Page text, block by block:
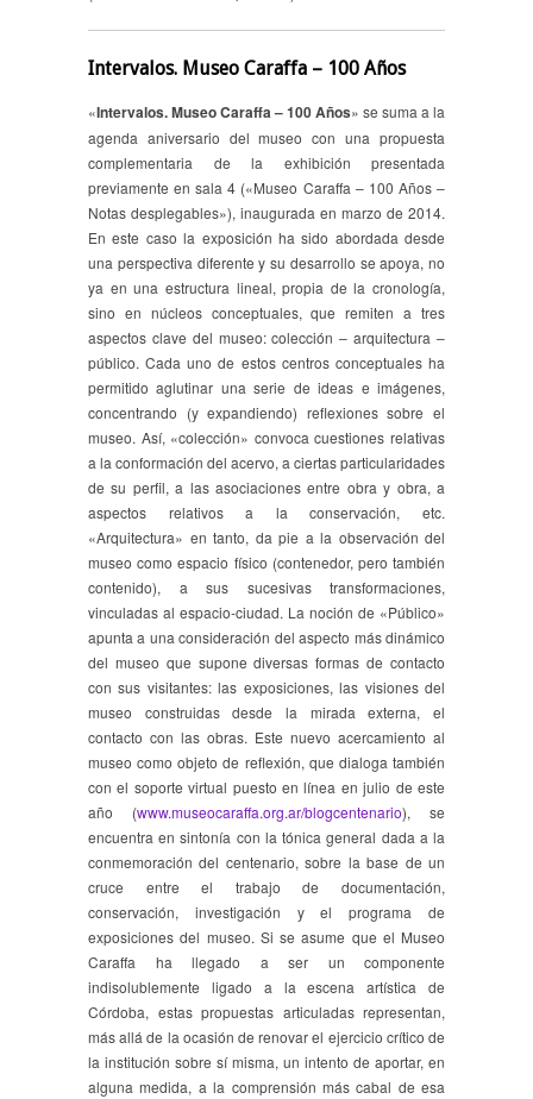
Intervalos. Museo Caraffa – 100 Años
«Intervalos. Museo Caraffa – 100 Años» se suma a la
agenda aniversario del museo con una propuesta
complementaria de la exhibición presentada
previamente en sala 4 («Museo Caraffa – 100 Años –
Notas desplegables»), inaugurada en marzo de 2014.
En este caso la exposición ha sido abordada desde
una perspectiva diferente y su desarrollo se apoya, no
ya en una estructura lineal, propia de la cronología,
sino en núcleos conceptuales, que remiten a tres
aspectos clave del museo: colección – arquitectura –
público. Cada uno de estos centros conceptuales ha
permitido aglutinar una serie de ideas e imágenes,
concentrando (y expandiendo) reflexiones sobre el
museo. Así, «colección» convoca cuestiones relativas
a la conformación del acervo, a ciertas particularidades
de su perfil, a las asociaciones entre obra y obra, a
aspectos relativos a la conservación, etc.
«Arquitectura» en tanto, da pie a la observación del
museo como espacio físico (contenedor, pero también
contenido), a sus sucesivas transformaciones,
vinculadas al espacio-ciudad. La noción de «Público»
apunta a una consideración del aspecto más dinámico
del museo que supone diversas formas de contacto
con sus visitantes: las exposiciones, las visiones del
museo construidas desde la mirada externa, el
contacto con las obras. Este nuevo acercamiento al
museo como objeto de reflexión, que dialoga también
con el soporte virtual puesto en línea en julio de este
año (www.museocaraffa.org.ar/blogcentenario), se
encuentra en sintonía con la tónica general dada a la
conmemoración del centenario, sobre la base de un
cruce entre el trabajo de documentación,
conservación, investigación y el programa de
exposiciones del museo. Si se asume que el Museo
Caraffa ha llegado a ser un componente
indisolublemente ligado a la escena artística de
Córdoba, estas propuestas articuladas representan,
más allá de la ocasión de renovar el ejercicio crítico de
la institución sobre sí misma, un intento de aportar, en
alguna medida, a la comprensión más cabal de esa